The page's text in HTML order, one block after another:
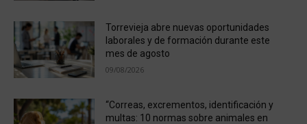
Torrevieja abre nuevas oportunidades
laborales y de formación durante este
mes de agosto
09/08/2026
“Correas, excrementos, identificación y
multas: 10 normas sobre animales en